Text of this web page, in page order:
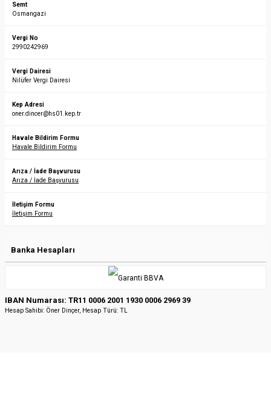
Semt
Osmangazi
Vergi No
2990242969
Vergi Dairesi
Nilüfer Vergi Dairesi
Kep Adresi
oner.dincer@hs01.kep.tr
Havale Bildirim Formu
Havale Bildirim Formu
Arıza / İade Başvurusu
Arıza / İade Başvurusu
İletişim Formu
İletişim Formu
Banka Hesapları
IBAN Numarası: TR11 0006 2001 1930 0006 2969 39
Hesap Sahibi: Öner Dinçer, Hesap Türü: TL